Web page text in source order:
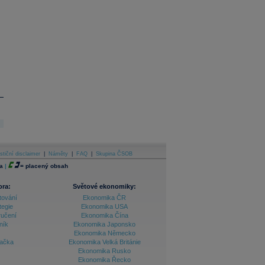
disclaimer Náměty FAQ Skupina ČSOB
| = placený obsah
Světové ekonomiky:
Ekonomika ČR
Ekonomika USA
Ekonomika Čína
Ekonomika Japonsko
Ekonomika Německo
Ekonomika Velká Británie
Ekonomika Rusko
Ekonomika Řecko